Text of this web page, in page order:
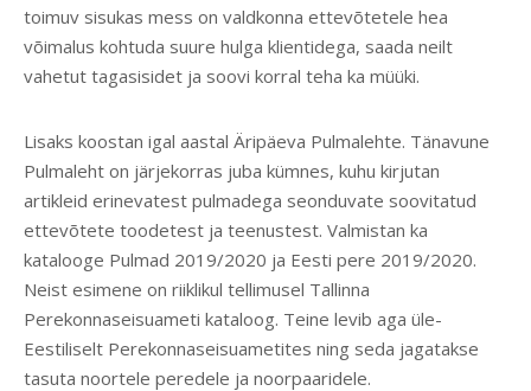
toimuv sisukas mess on valdkonna ettevõtetele hea
võimalus kohtuda suure hulga klientidega, saada neilt
vahetut tagasisidet ja soovi korral teha ka müüki.
Lisaks koostan igal aastal Äripäeva Pulmalehte. Tänavune
Pulmaleht on järjekorras juba kümnes, kuhu kirjutan
artikleid erinevatest pulmadega seonduvate soovitatud
ettevõtete toodetest ja teenustest. Valmistan ka
katalooge Pulmad 2019/2020 ja Eesti pere 2019/2020.
Neist esimene on riiklikul tellimusel Tallinna
Perekonnaseisuameti kataloog. Teine levib aga üle-
Eestiliselt Perekonnaseisuametites ning seda jagatakse
tasuta noortele peredele ja noorpaaridele.